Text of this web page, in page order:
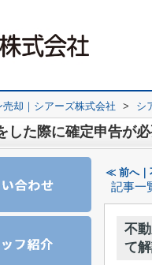
却｜シアーズ株式会社 > シ
した際に確定申告が
≪ 前へ｜
記事一
不
て